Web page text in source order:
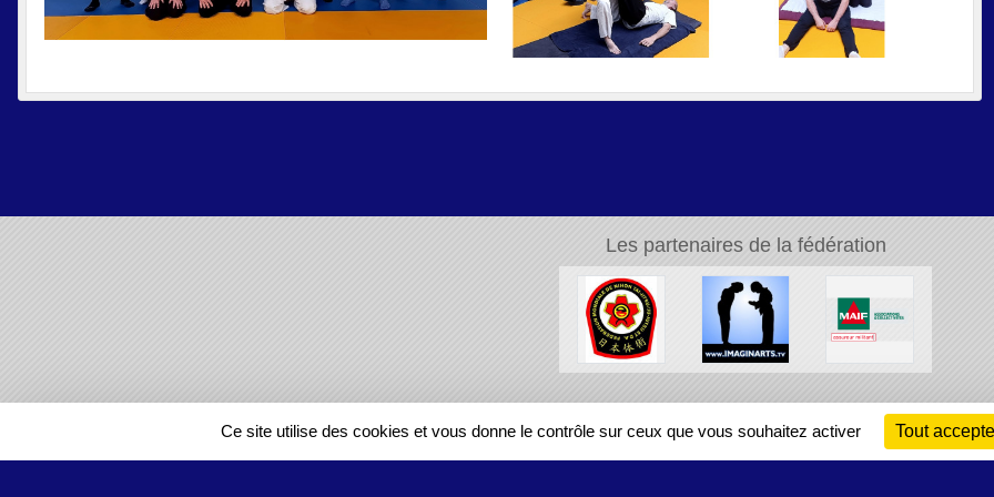
Les partenaires de la fédération
REGIONS
Ce site utilise des cookies et vous donne le contrôle sur ceux que vous souhaitez activer Tout